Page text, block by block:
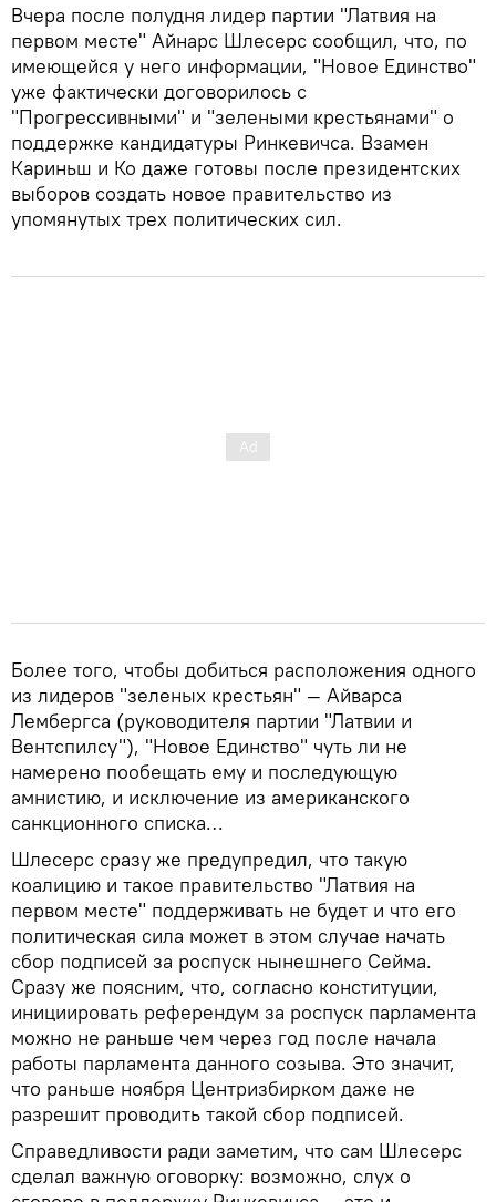
Вчера после полудня лидер партии "Латвия на
первом месте" Айнарс Шлесерс сообщил, что, по
имеющейся у него информации, "Новое Единство"
уже фактически договорилось с
"Прогрессивными" и "зелеными крестьянами" о
поддержке кандидатуры Ринкевичса. Взамен
Кариньш и Ко даже готовы после президентских
выборов создать новое правительство из
упомянутых трех политических сил.
Более того, чтобы добиться расположения одного
из лидеров "зеленых крестьян" — Айварса
Лембергса (руководителя партии "Латвии и
Вентспилсу"), "Новое Единство" чуть ли не
намерено пообещать ему и последующую
амнистию, и исключение из американского
санкционного списка…
Шлесерс сразу же предупредил, что такую
коалицию и такое правительство "Латвия на
первом месте" поддерживать не будет и что его
политическая сила может в этом случае начать
сбор подписей за роспуск нынешнего Сейма.
Сразу же поясним, что, согласно конституции,
инициировать референдум за роспуск парламента
можно не раньше чем через год после начала
работы парламента данного созыва. Это значит,
что раньше ноября Центризбирком даже не
разрешит проводить такой сбор подписей.
Справедливости ради заметим, что сам Шлесерс
сделал важную оговорку: возможно, слух о